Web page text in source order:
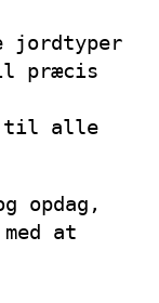
præcis
til alle
opdag,
at